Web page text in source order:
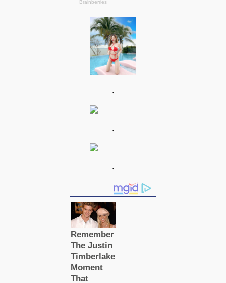
.
.
.